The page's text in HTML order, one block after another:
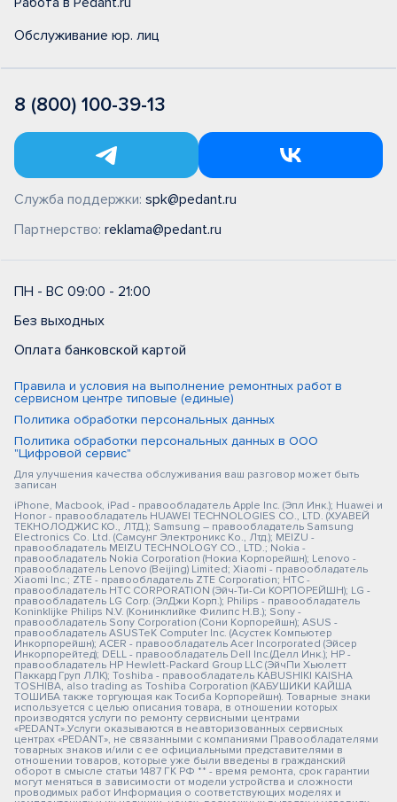
Обслуживание юр. лиц
8 (800) 100-39-13
Служба поддержки: spk@pedant.ru
Партнерство: reklama@pedant.ru
ПН - ВС 09:00 - 21:00
Без выходных
Оплата банковской картой
Правила и условия на выполнение ремонтных работ в
сервисном центре типовые (единые)
Политика обработки персональных данных
Политика обработки персональных данных в ООО
"Цифровой сервис"
Для улучшения качества обслуживания ваш разговор может быть
записан
iPhone, Macbook, iPad - правообладатель Apple Inc. (Эпл Инк.); Huawei и
Honor - правообладатель HUAWEI TECHNOLOGIES CO., LTD. (ХУАВЕЙ
ТЕКНОЛОДЖИС КО., ЛТД.); Samsung – правообладатель Samsung
Electronics Co. Ltd. (Самсунг Электроникс Ко., Лтд.); MEIZU -
правообладатель MEIZU TECHNOLOGY CO., LTD.; Nokia -
правообладатель Nokia Corporation (Нокиа Корпорейшн); Lenovo -
правообладатель Lenovo (Beijing) Limited; Xiaomi - правообладатель
Xiaomi Inc.; ZTE - правообладатель ZTE Corporation; HTC -
правообладатель HTC CORPORATION (Эйч-Ти-Си КОРПОРЕЙШН); LG -
правообладатель LG Corp. (ЭлДжи Корп.); Philips - правообладатель
Koninklijke Philips N.V. (Конинклийке Филипс Н.В.); Sony -
правообладатель Sony Corporation (Сони Корпорейшн); ASUS -
правообладатель ASUSTeK Computer Inc. (Асустек Компьютер
Инкорпорейшн); ACER - правообладатель Acer Incorporated (Эйсер
Инкорпорейтед); DELL - правообладатель Dell Inc.(Делл Инк.); HP -
правообладатель HP Hewlett-Packard Group LLC (ЭйчПи Хьюлетт
Паккард Груп ЛЛК); Toshiba - правообладатель KABUSHIKI KAISHA
TOSHIBA, also trading as Toshiba Corporation (КАБУШИКИ КАЙША
ТОШИБА также торгующая как Тосиба Корпорейшн). Товарные знаки
используется с целью описания товара, в отношении которых
производятся услуги по ремонту сервисными центрами
«PEDANT».Услуги оказываются в неавторизованных сервисных
центрах «PEDANT», не связанными с компаниями Правообладателями
товарных знаков и/или с ее официальными представителями в
отношении товаров, которые уже были введены в гражданский
оборот в смысле статьи 1487 ГК РФ ** - время ремонта, срок гарантии
могут меняться в зависимости от модели устройства и сложности
проводимых работ Информация о соответствующих моделях и